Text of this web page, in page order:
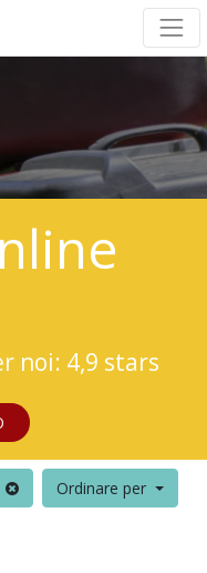
noi: 4,9 stars
Ordinare per